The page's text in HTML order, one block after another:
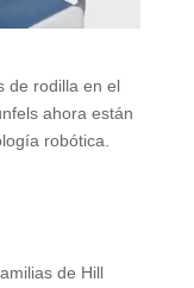
de rodilla en el
ahora están
robótica.
de Hill